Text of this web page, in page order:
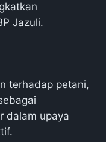
Jazuli.
terhadap petani,
dalam upaya